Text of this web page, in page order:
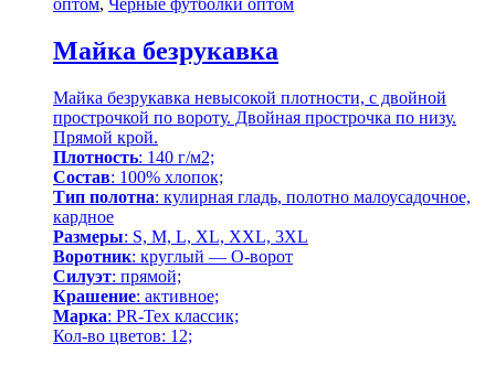
Майка безрукавка
Майка безрукавка невысокой плотности, с двойной
прострочкой по вороту. Двойная прострочка по низу.
Прямой крой.
Плотность: 140 г/м2;
Состав: 100% хлопок;
Тип полотна: кулирная гладь, полотно малоусадочное,
кардное
Размеры: S, M, L, XL, XXL, 3XL
Воротник: круглый — О-ворот
Силуэт: прямой;
Крашение: активное;
Марка: PR-Tex классик;
Кол-во цветов: 12;